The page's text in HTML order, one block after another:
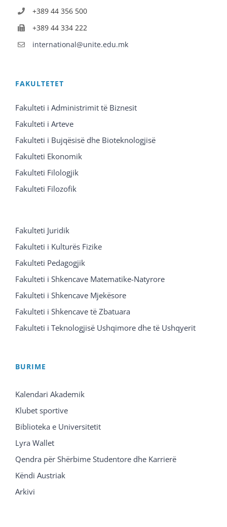
+389 44 356 500
+389 44 334 222
international@unite.edu.mk
FAKULTETET
Fakulteti i Administrimit të Biznesit
Fakulteti i Arteve
Fakulteti i Bujqësisë dhe Bioteknologjisë
Fakulteti Ekonomik
Fakulteti Filologjik
Fakulteti Filozofik
Fakulteti Juridik
Fakulteti i Kulturës Fizike
Fakulteti Pedagogjik
Fakulteti i Shkencave Matematike-Natyrore
Fakulteti i Shkencave Mjekësore
Fakulteti i Shkencave të Zbatuara
Fakulteti i Teknologjisë Ushqimore dhe të Ushqyerit
BURIME
Kalendari Akademik
Klubet sportive
Biblioteka e Universitetit
Lyra Wallet
Qendra për Shërbime Studentore dhe Karrierë
Këndi Austriak
Arkivi